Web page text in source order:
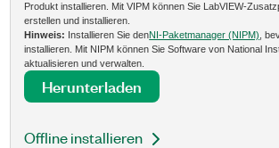
Produkt installieren. Mit VIPM können Sie LabVIEW-
erstellen und installieren.
Hinweis: Installieren Sie denNI-Paketmanager (NIPM) ,
installieren. Mit NIPM können Sie Software von National
aktualisieren und verwalten.
Herunterladen
Offline installieren